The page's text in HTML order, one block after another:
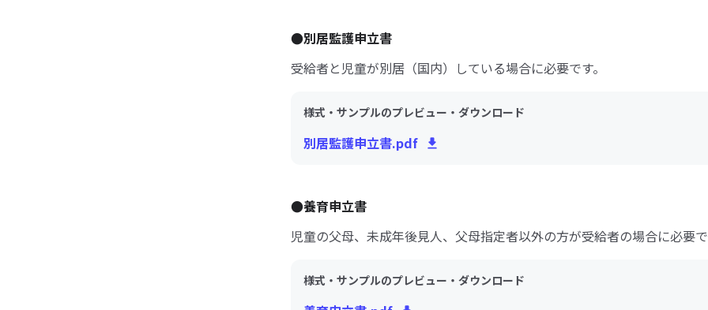
●別居監護申立書
受給者と児童が別居（国内）している場合に必要です。
様式・サンプルのプレビュー・ダウンロード
別居監護申立書.pdf
●養育申立書
児童の父母、未成年後見人、父母指定者以外の方が受給者の場合に必要
様式・サンプルのプレビュー・ダウンロード